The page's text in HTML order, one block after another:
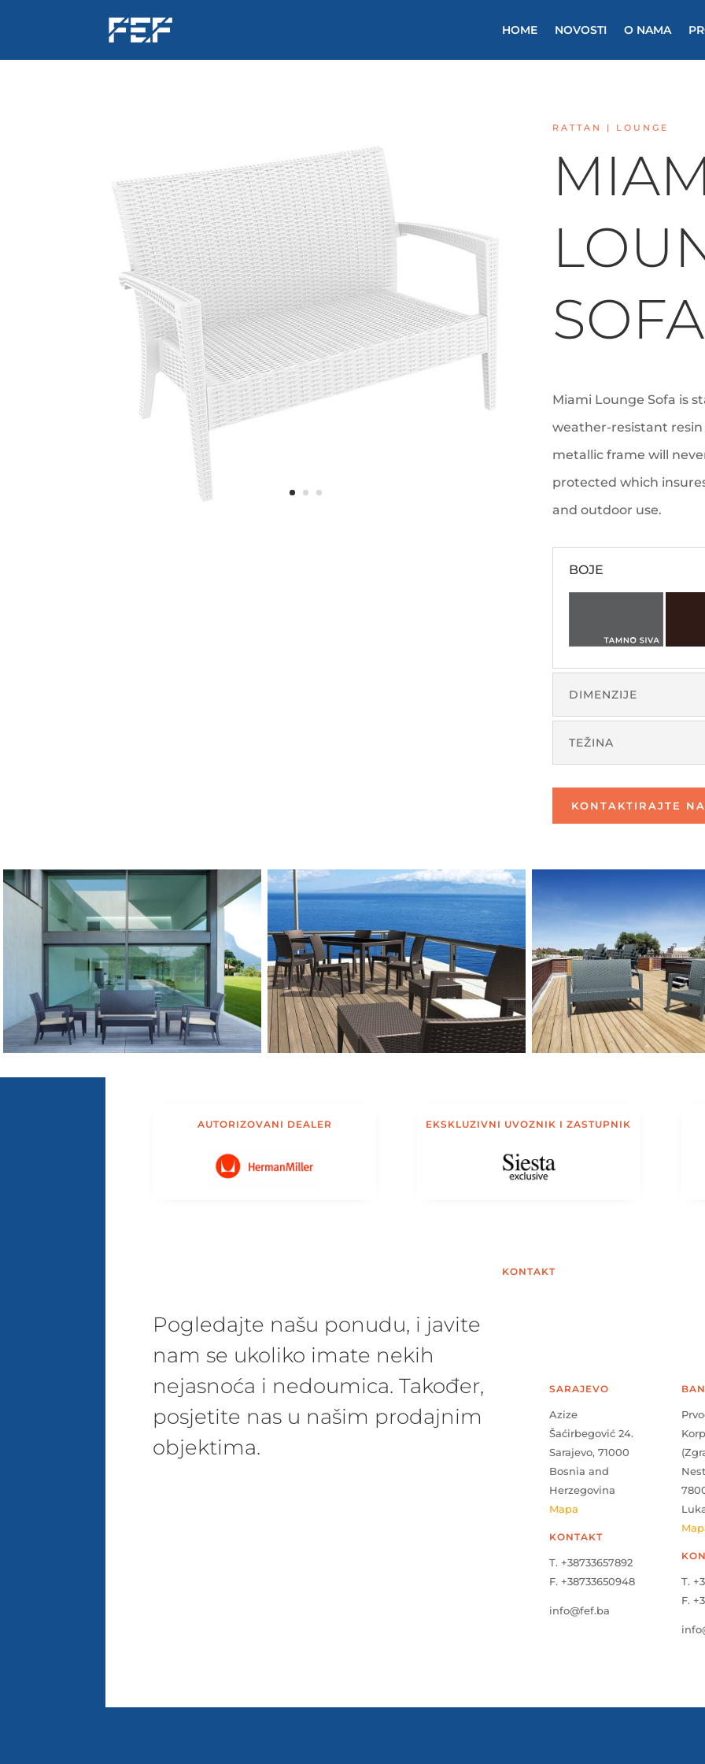
HOME NOVOSTI O NAMA
RATTAN | LOUNGE
SOFA
Miami Lounge Sofa is
weather-resistant
metallic frame will
protected which
and outdoor use.
BOJE
DIMENZIJE
TEŽINA
KONTAKTIRAJTE
AUTORIZOVANI DEALER EKSKLUZIVNI UVOZNIK I ZASTUPNIK
KONTAKT
Pogledajte našu ponudu, i javite
nam se ukoliko imate nekih
nejasnoća i nedoumica. Također,
posjetite nas u našim prodajnim
objektima.
SARAJEVO
Azize
Šaćirbegović 24.
Sarajevo, 71000
Bosnia and
Herzegovina
Mapa
KONTAKT
T. +38733657892
F. +38733650948
info@fef.ba
T.
F.